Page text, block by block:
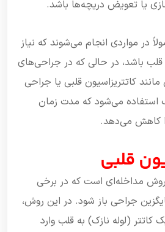
یا تعویض دریچه‌ها باشد.
در مواردی انجام می‌شوند که نیاز
باشد، در حالی که در جراحی‌های
کاتتریزاسیون قلبی یا جراحی
می‌شود که مدت زمان
کاهش می‌دهد.
روش مداخله‌ای است که در برخی
جراحی باز شود. در این روش،
(لوله نازک) به قلب وارد